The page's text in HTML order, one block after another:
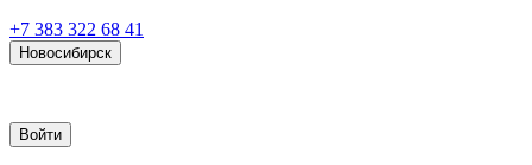
+7 383 322 68 41
Новосибирск
Войти